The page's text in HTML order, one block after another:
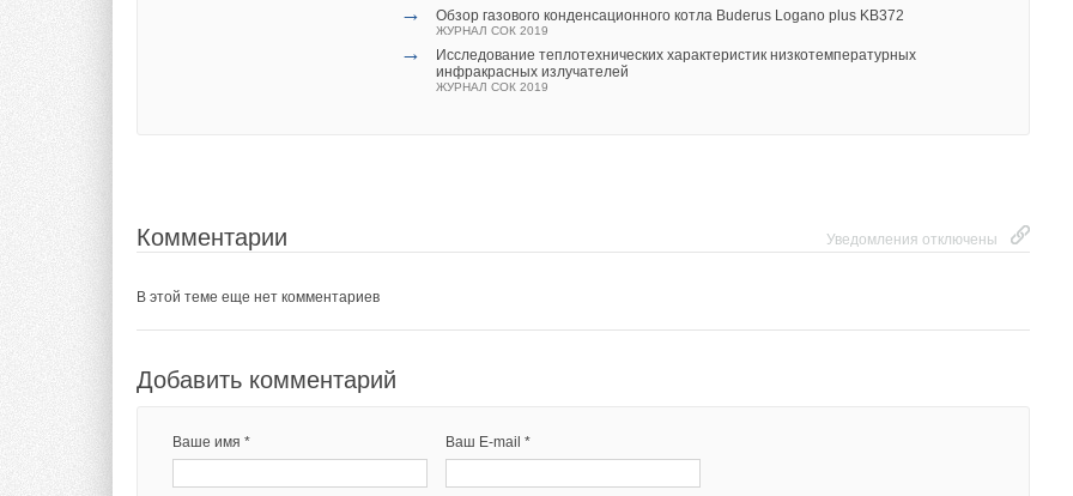
→ Обзор газового конденсационного котла Buderus Logano plus KB372
ЖУРНАЛ СОК 2019
→
Исследование теплотехнических характеристик низкотемпературных
инфракрасных излучателей
ЖУРНАЛ СОК 2019
Уведомления отключены
Комментарии
В этой теме еще нет комментариев
Добавить комментарий
Ваше имя * Ваш E-mail *